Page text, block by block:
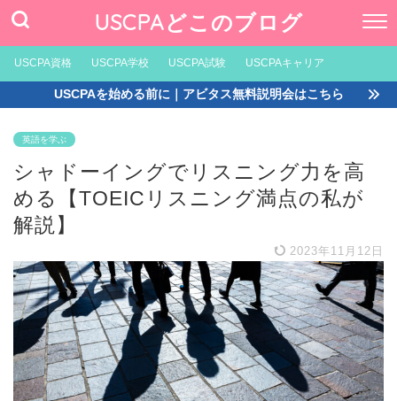
USCPAどこのブログ
USCPA資格 USCPA学校 USCPA試験 USCPAキャリア
USCPAを始める前に｜アビタス無料説明会はこちら
英語を学ぶ
シャドーイングでリスニング力を高
める【TOEICリスニング満点の私が
解説】
2023年11月12日